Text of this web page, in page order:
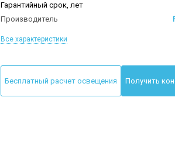
Гарантийный срок, лет
Производитель
Все характеристики
Бесплатный расчет освещения Получить